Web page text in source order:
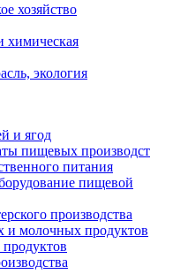
хозяйство
химическая
экология
и ягод
пищевых производст
питания
пищевой
производства
и молочных продуктов